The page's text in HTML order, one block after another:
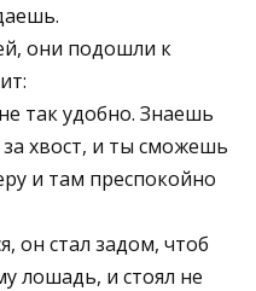
они подошли к
так удобно. Знаешь
хвост, и ты сможешь
и там преспокойно
он стал задом, чтоб
лошадь, и стоял не